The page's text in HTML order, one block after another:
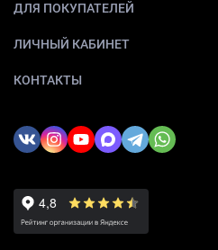
ДЛЯ ПОКУПАТЕЛЕЙ
ЛИЧНЫЙ КАБИНЕТ
КОНТАКТЫ